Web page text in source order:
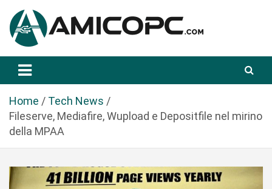
a
Amicopc.com
Home
Tech News
Fileserve, Mediafire, Wupload e Depositfile nel mirino
della MPAA